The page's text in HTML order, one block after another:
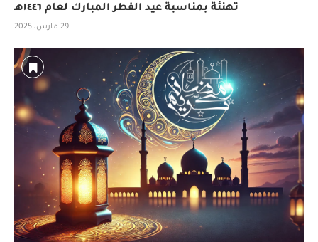
تهنئة بمناسبة عيد الفطر المبارك لعام ١٤٤٦هـ
29 مارس، 2025